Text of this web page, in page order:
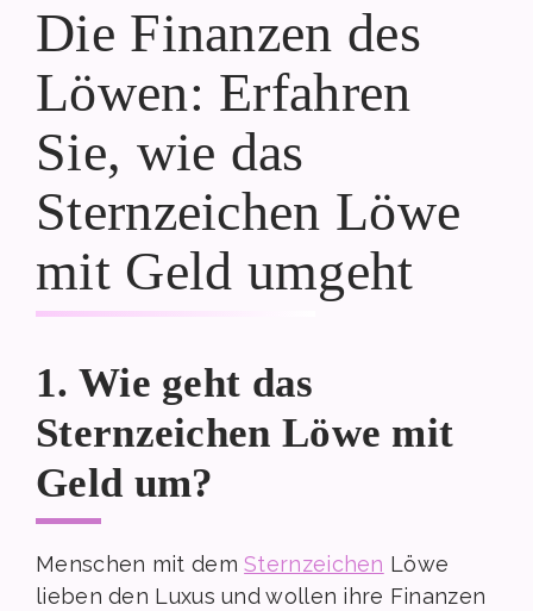
Die Finanzen des
Löwen: Erfahren
Sie, wie das
Sternzeichen Löwe
mit Geld umgeht
1. Wie geht das
Sternzeichen Löwe mit
Geld um?
Menschen mit demSternzeichen Löwe
lieben den Luxus und wollen ihre Finanzen